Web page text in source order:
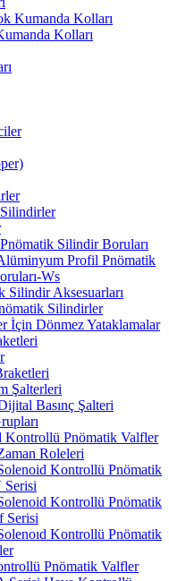
Kumanda Kolları
Kolları
Silindir Boruları
Profil Pnömatik
Ws
Silindir Aksesuarları
Silindirler
İçin Dönmez Yataklamalar
Şalterleri
Basınç Şalteri
Kontrollü Pnömatik Valfler
Roleleri
Kontrollü Pnömatik
Serisi
Kontrollü Pnömatik
Serisi
Kontrollü Pnömatik
Pnömatik Valfler